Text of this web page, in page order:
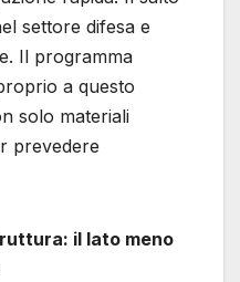
settore difesa e
Il programma
a questo
solo materiali
prevedere
il lato meno